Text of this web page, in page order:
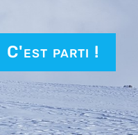
C'est parti !